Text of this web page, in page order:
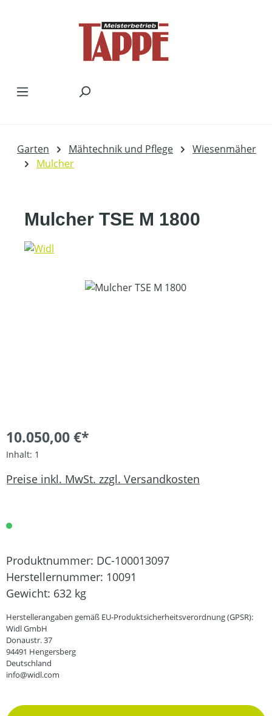
Garten Mähtechnik und Pflege
Wiesenmäher
Mulcher
Mulcher TSE M 1800
Bildergalerie überspringen
10.050,00 €*
Inhalt: 1
Preise inkl. MwSt. zzgl. Versandkosten
Produktnummer: DC-100013097
Herstellernummer: 10091
Gewicht: 632 kg
Herstellerangaben gemäß EU-Produktsicherheitsverordnung (GPSR):
Widl GmbH
Donaustr. 37
94491 Hengersberg
Deutschland
info@widl.com